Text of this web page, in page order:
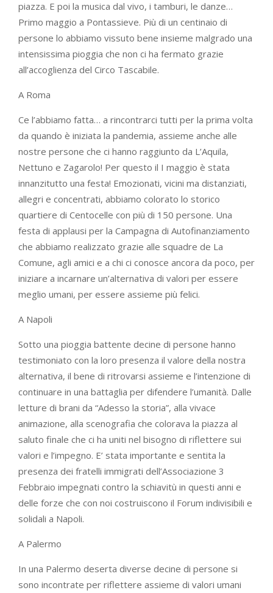
piazza. E poi la musica dal vivo, i tamburi, le danze…
Primo maggio a Pontassieve. Più di un centinaio di
persone lo abbiamo vissuto bene insieme malgrado una
intensissima pioggia che non ci ha fermato grazie
all’accoglienza del Circo Tascabile.
A Roma
Ce l’abbiamo fatta… a rincontrarci tutti per la prima volta
da quando è iniziata la pandemia, assieme anche alle
nostre persone che ci hanno raggiunto da L’Aquila,
Nettuno e Zagarolo! Per questo il I maggio è stata
innanzitutto una festa! Emozionati, vicini ma distanziati,
allegri e concentrati, abbiamo colorato lo storico
quartiere di Centocelle con più di 150 persone. Una
festa di applausi per la Campagna di Autofinanziamento
che abbiamo realizzato grazie alle squadre de La
Comune, agli amici e a chi ci conosce ancora da poco, per
iniziare a incarnare un’alternativa di valori per essere
meglio umani, per essere assieme più felici.
A Napoli
Sotto una pioggia battente decine di persone hanno
testimoniato con la loro presenza il valore della nostra
alternativa, il bene di ritrovarsi assieme e l’intenzione di
continuare in una battaglia per difendere l’umanità. Dalle
letture di brani da “Adesso la storia”, alla vivace
animazione, alla scenografia che colorava la piazza al
saluto finale che ci ha uniti nel bisogno di riflettere sui
valori e l’impegno. E’ stata importante e sentita la
presenza dei fratelli immigrati dell’Associazione 3
Febbraio impegnati contro la schiavitù in questi anni e
delle forze che con noi costruiscono il Forum indivisibili e
solidali a Napoli.
A Palermo
In una Palermo deserta diverse decine di persone si
sono incontrate per riflettere assieme di valori umani